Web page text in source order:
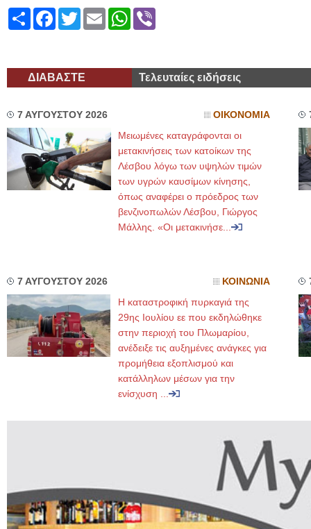
ShareFacebook
TwitterEmailWhatsApp
ΔΙΑΒΑΣΤΕ Τελευταίες ειδήσεις
7 ΑΥΓΟΥΣΤΟΥ 2026 ΟΙΚΟΝΟΜΙΑ
Μειωμένες καταγράφονται οι
μετακινήσεις των κατοίκων της
Λέσβου λόγω των υψηλών τιμών
των υγρών καυσίμων κίνησης,
όπως αναφέρει ο πρόεδρος των
βενζινοπωλών Λέσβου, Γιώργος
Μάλλης. «Οι μετακινήσε...
7 ΑΥΓΟΥΣΤΟΥ 2026 ΚΟΙΝΩΝΙΑ
Η καταστροφική πυρκαγιά της
29ης Ιουλίου εε που εκδηλώθηκε
στην περιοχή του Πλωμαρίου,
ανέδειξε τις αυξημένες ανάγκες για
προμήθεια εξοπλισμού και
κατάλληλων μέσων για την
ενίσχυση ...